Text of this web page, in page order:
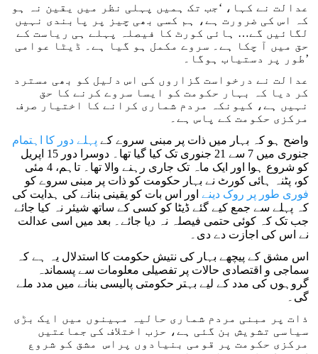
عدالت نے کہا، ‘جب تک ہمیں پہلی نظر میں یقین نہ ہو
کہ اس کی ضرورت ہے، ہم کسی بھی چیز پر پابندی نہیں
لگائیں گے… ہائی کورٹ کا فیصلہ پہلے ہی ریاست کے
حق میں آ چکا ہے۔ سروے مکمل ہو گیا ہے۔ ڈیٹا عوامی
طور پر دستیاب ہوگا۔’
عدالت نے درخواست گزاروں کی اس دلیل کو بھی مسترد
کر دیا کہ بہار حکومت کو ایسا سروے کرنے کا حق
نہیں ہے، کیونکہ مردم شماری کرانے کا اختیار صرف
مرکزی حکومت کے پاس ہے۔
واضح ہو کہ بہار میں ذات پر مبنی سروے کے پہلے دور کا اہتمام
جنوری میں 7 سے 21 جنوری تک کیا گیا تھا۔ دوسرا دور 15 اپریل
کو شروع ہوا اور ایک ماہ تک جاری رہنے والا تھا۔ تاہم، 4 مئی
کو، پٹنہ ہائی کورٹ نے بہار حکومت کو ذات پر مبنی سروے کو
فوری طور پر روک دینے اور اس بات کو یقینی بنانے کی ہدایت کی
کہ پہلے سے جمع کیے گئے ڈیٹا کو کسی کے ساتھ شیئر نہ کیا جائے
جب تک کہ کوئی حتمی فیصلہ نہ دیا جائے۔ بعد میں اسی عدالت
نے اس کی اجازت دے دی۔
اس مشق کے پیچھے بہار کی نتیش حکومت کا استدلال یہ ہے کہ
سماجی و اقتصادی حالات پر تفصیلی معلومات سے پسماندہ
گروہوں کی مدد کے لیے بہتر حکومتی پالیسی بنانے میں مدد ملے
گی۔
ذات پر مبنی مردم شماری حالیہ مہینوں میں ایک بڑی
سیاسی تشویش بن گئی ہے، حزب اختلاف کی جماعتیں
مرکزی حکومت پر قومی بنیادوں پراس مشق کو شروع